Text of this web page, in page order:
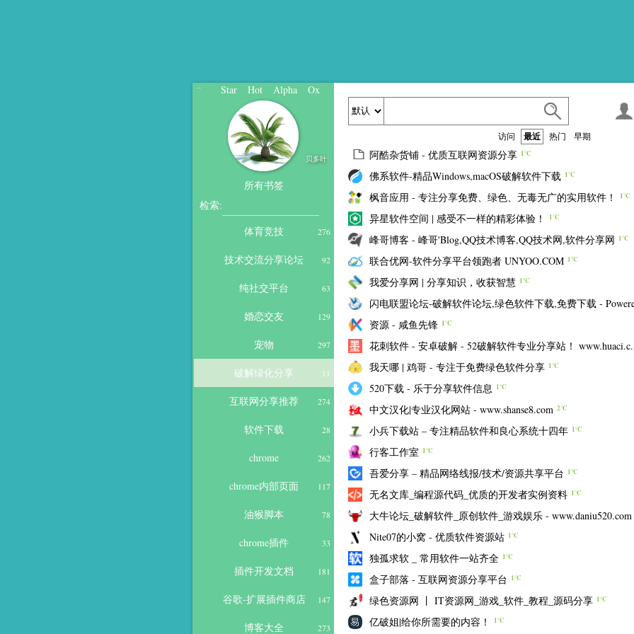
... Star Hot Alpha Ox
贝多叶
所有书签
检索:
体育竞技
276
技术交流分享论坛 92
纯社交平台 63
婚恋交友 129
宠物 297
破解绿化分享 11
互联网分享推荐 274
软件下载 28
chrome 262
chrome内部页面 117
油猴脚本 78
chrome插件 33
插件开发文档 181
谷歌-扩展插件商店 147
博客大全 273
访问 最近 热门 早期
阿酷杂货铺 - 优质互联网资源分享 1℃
佛系软件-精品Windows,macOS破解软件下载 1℃
枫音应用 - 专注分享免费、绿色、无毒无广的实用软件！ 1℃
异星软件空间 | 感受不一样的精彩体验！ 1℃
峰哥博客 - 峰哥'Blog,QQ技术博客,QQ技术网,软件分享网 1℃
联合优网-软件分享平台领跑者 UNYOO.COM 1℃
我爱分享网 | 分享知识，收获智慧 1℃
闪电联盟论坛-破解软件论坛,绿色软件下载,免费下载 -
资源 - 咸鱼先锋 1℃
花刺软件 - 安卓破解 - 52破解软件专业分享站！
我天哪 | 鸡哥 - 专注于免费绿色软件分享 1℃
520下载 - 乐于分享软件信息 1℃
中文汉化|专业汉化网站 - www.shanse8.com 2℃
小兵下载站 – 专注精品软件和良心系统十四年 1℃
行客工作室 1℃
吾爱分享 – 精品网络线报/技术/资源共享平台 1℃
无名文库_编程源代码_优质的开发者实例资料 1℃
大牛论坛_破解软件_原创软件_游戏娱乐 - www.daniu520.com
Nite07的小窝 - 优质软件资源站 1℃
独孤求软 _ 常用软件一站齐全 1℃
盒子部落 - 互联网资源分享平台 1℃
绿色资源网 丨 IT资源网_游戏_软件_教程_源码分享 1℃
亿破姐|给你所需要的内容！ 1℃